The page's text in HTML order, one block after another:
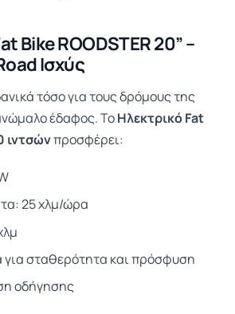
Bike ROODSTER 20” –
Ισχύς
τόσο για τους δρόμους της
έδαφος. ΤοΗλεκτρικό Fat
ιντσώνπροσφέρει:
25 χλμ/ώρα
για σταθερότητα και πρόσφυση
οδήγησης